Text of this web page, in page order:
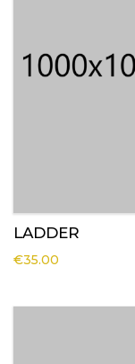
LADDER
€35.00